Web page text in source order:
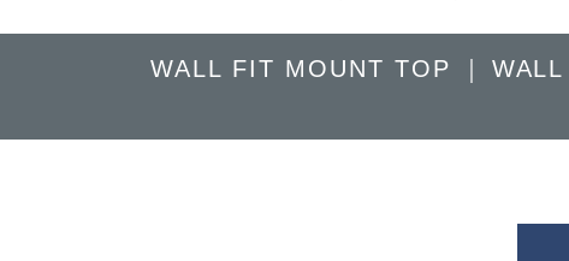
WALL FIT MOUNT TOP